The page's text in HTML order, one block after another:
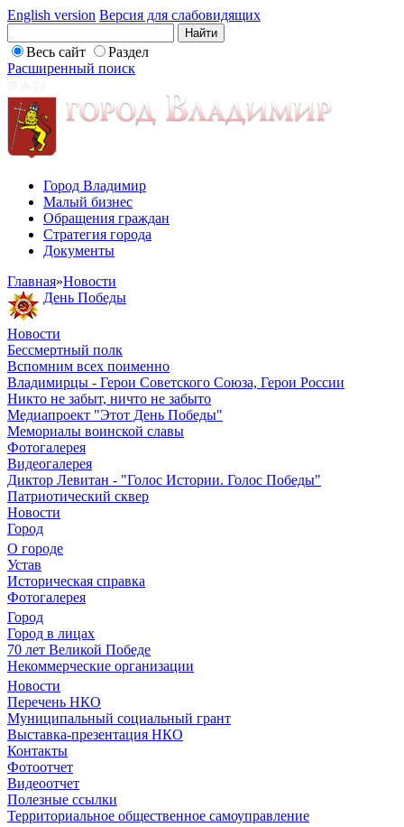
English version Версия для слабовидящих
Весь сайт
Раздел
Расширенный поиск
Город Владимир
Малый бизнес
Обращения граждан
Стратегия города
Документы
Главная»Новости
День Победы
Новости
Бессмертный полк
Вспомним всех поименно
Владимирцы - Герои Советского Союза, Герои России
Никто не забыт, ничто не забыто
Медиапроект "Этот День Победы"
Мемориалы воинской славы
Фотогалерея
Видеогалерея
Диктор Левитан - "Голос Истории. Голос Победы"
Патриотический сквер
Новости
Город
О городе
Устав
Историческая справка
Фотогалерея
Город
Город в лицах
70 лет Великой Победе
Некоммерческие организации
Новости
Перечень НКО
Муниципальный социальный грант
Выставка-презентация НКО
Контакты
Фотоотчет
Видеоотчет
Полезные ссылки
Территориальное общественное самоуправление